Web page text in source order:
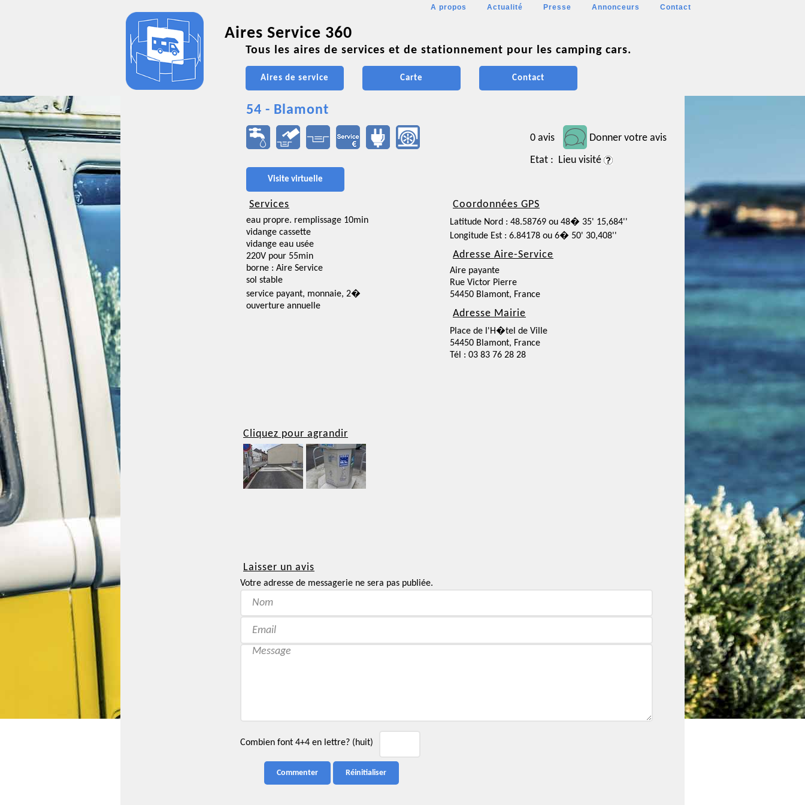
A propos Actualité Presse Annonceurs Contact
Aires Service 360
Tous les aires de services et de stationnement pour les camping cars.
Aires de service Carte Contact
54 - Blamont
0 avis
Donner votre avis
Etat : Lieu visité
Visite virtuelle
Services
eau propre. remplissage 10min
vidange cassette
vidange eau usée
220V pour 55min
borne : Aire Service
sol stable
service payant, monnaie, 2�
ouverture annuelle
Coordonnées GPS
Latitude Nord : 48.58769 ou 48� 35' 15,684''
Longitude Est : 6.84178 ou 6� 50' 30,408''
Adresse Aire-Service
Aire payante
Rue Victor Pierre
54450 Blamont, France
Adresse Mairie
Place de l'H�tel de Ville
54450 Blamont, France
Tél : 03 83 76 28 28
Cliquez pour agrandir
Laisser un avis
Votre adresse de messagerie ne sera pas publiée.
Combien font 4+4 en lettre? (huit)